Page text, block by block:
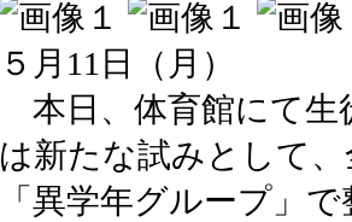
５月11日（月）
本日、体育館にて生
は新たな試みとして
「異学年グループ」